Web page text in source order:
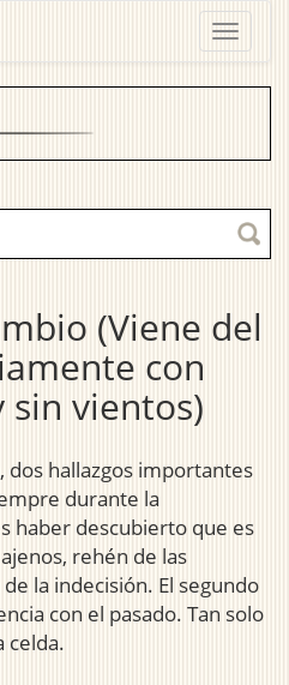
(Viene del
con
sin vientos)
dos hallazgos importantes
durante la
haber descubierto que es
rehén de las
la indecisión. El segundo
con el pasado. Tan solo
celda.